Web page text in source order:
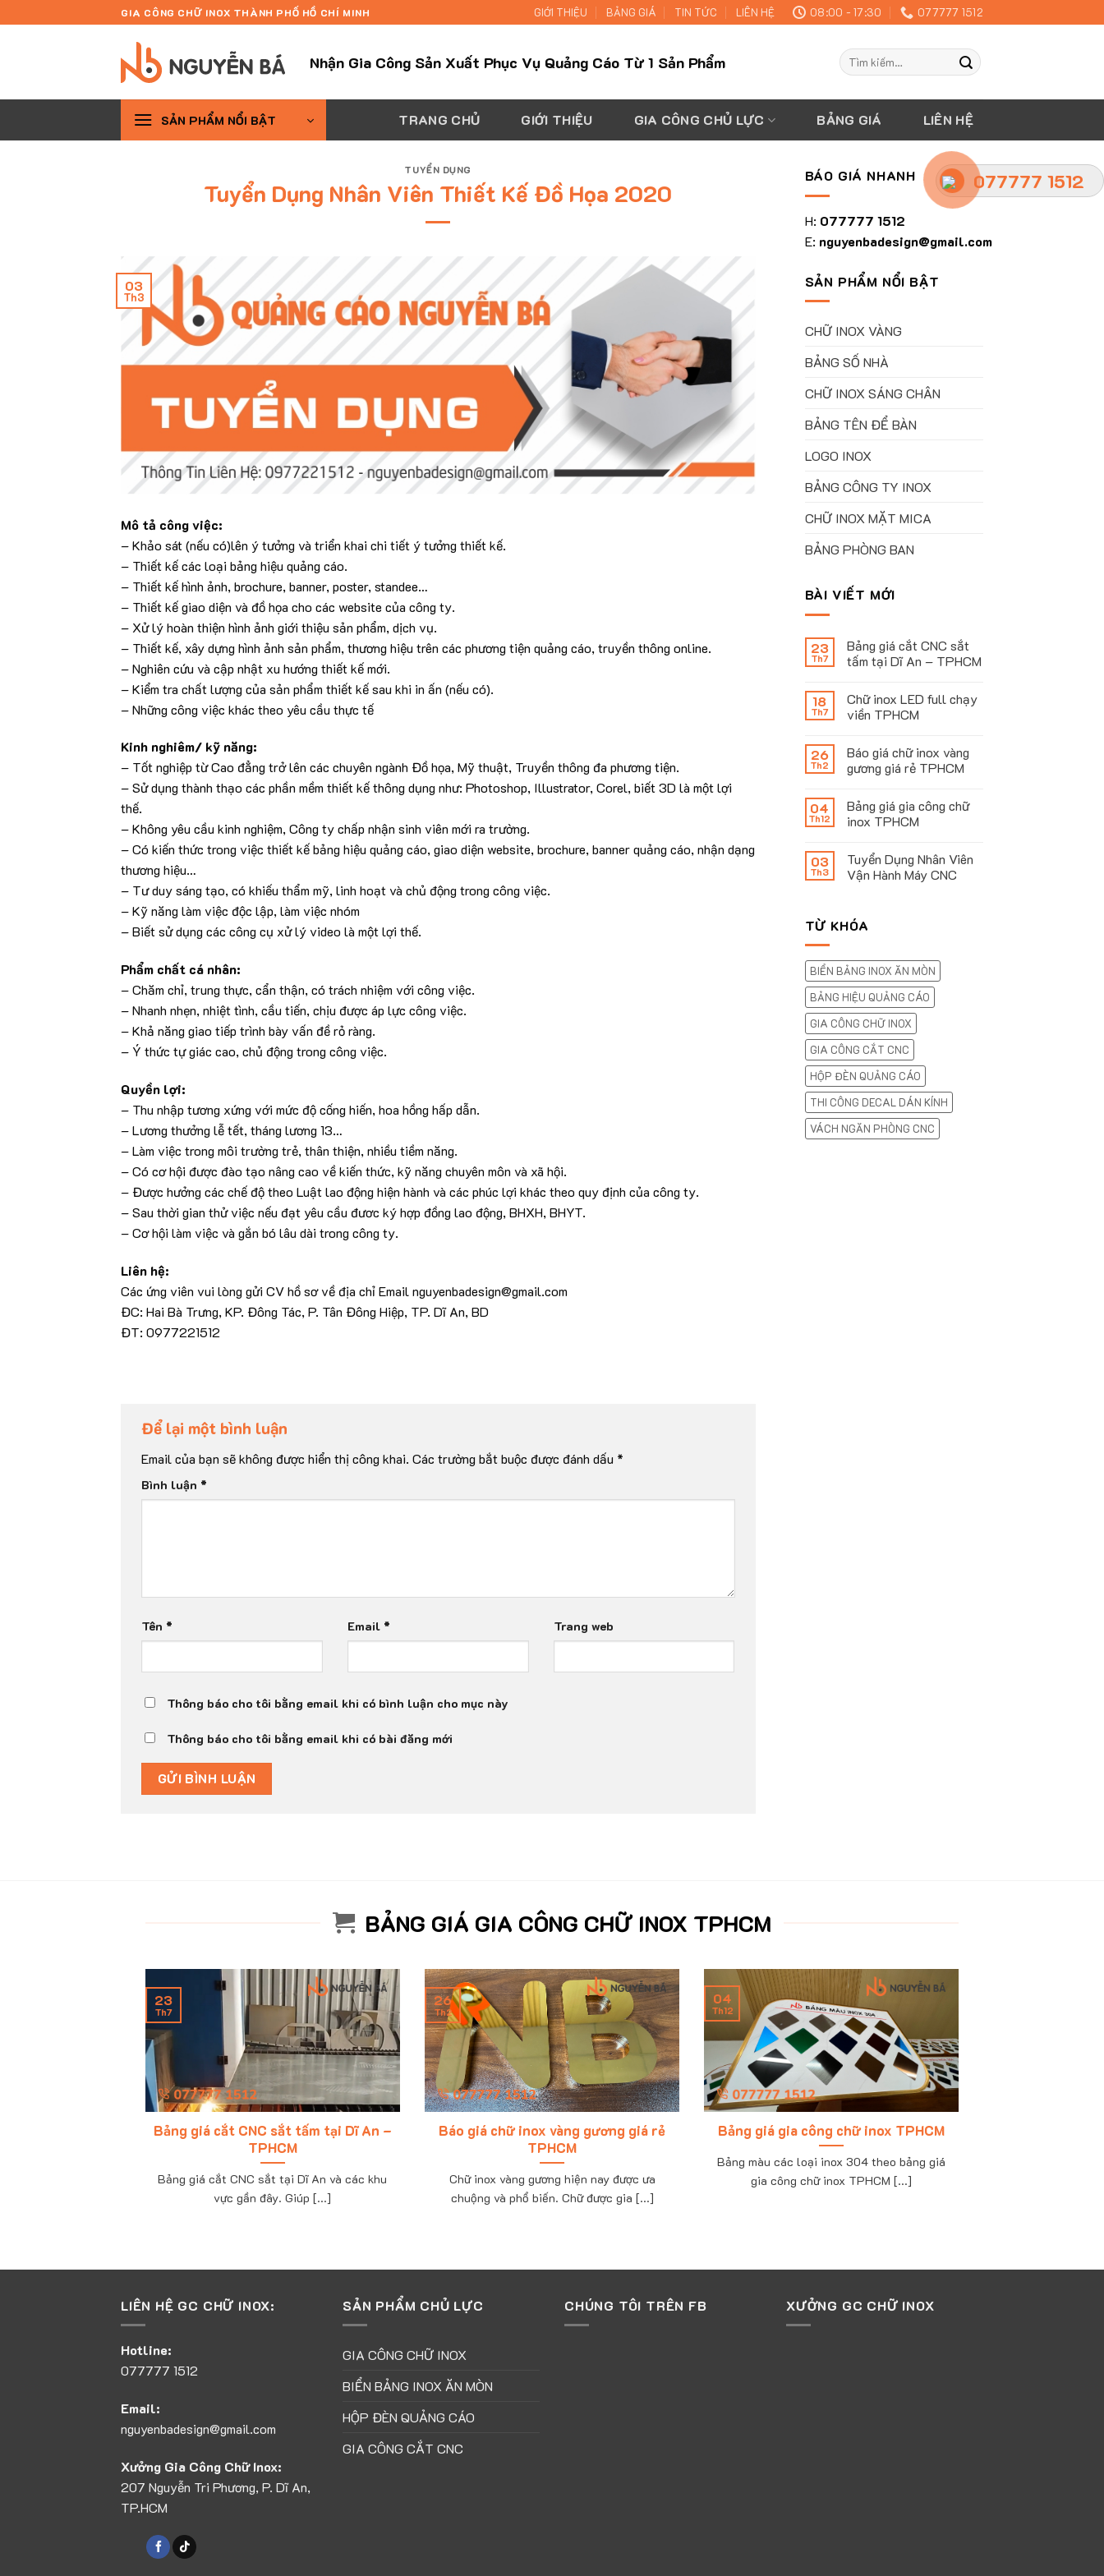
to
GIA CÔNG CHỮ INOX THÀNH PHỐ HỒ CHÍ MINH GIỚI THIỆU BẢNG GIÁ TIN TỨC LIÊN HỆ 08:00 - 17:30 077777 1512
Nhận Gia Công Sản Xuất Phục Vụ Quảng Cáo Từ 1 Sản Phẩm
Tìm
kiếm:
SẢN PHẨM NỔI BẬT TRANG CHỦ GIỚI THIỆU GIA CÔNG CHỦ LỰC BẢNG GIÁ LIÊN HỆ
TUYỂN DỤNG
Tuyển Dụng Nhân Viên Thiết Kế Đồ Họa 2020
03
Th3
Mô tả công việc:
– Khảo sát (nếu có)lên ý tưởng và triển khai chi tiết ý tưởng thiết kế.
– Thiết kế các loại bảng hiệu quảng cáo.
– Thiết kế hình ảnh, brochure, banner, poster, standee…
– Thiết kế giao diện và đồ họa cho các website của công ty.
– Xử lý hoàn thiện hình ảnh giới thiệu sản phẩm, dịch vụ.
– Thiết kế, xây dựng hình ảnh sản phẩm, thương hiệu trên các phương tiện quảng cáo, truyền thông online.
– Nghiên cứu và cập nhật xu hướng thiết kế mới.
– Kiểm tra chất lượng của sản phẩm thiết kế sau khi in ấn (nếu có).
– Những công việc khác theo yêu cầu thực tế
Kinh nghiêm/ kỹ năng:
– Tốt nghiệp từ Cao đẳng trở lên các chuyên ngành Đồ họa, Mỹ thuật, Truyền thông đa phương tiện.
– Sử dụng thành thạo các phần mềm thiết kế thông dụng như: Photoshop, Illustrator, Corel, biết 3D là một lợi
thế.
– Không yêu cầu kinh nghiệm, Công ty chấp nhận sinh viên mới ra trường.
– Có kiến thức trong việc thiết kế bảng hiệu quảng cáo, giao diện website, brochure, banner quảng cáo, nhận dạng
thương hiệu…
– Tư duy sáng tạo, có khiếu thẩm mỹ, linh hoạt và chủ động trong công việc.
– Kỹ năng làm việc độc lập, làm việc nhóm
– Biết sử dụng các công cụ xử lý video là một lợi thế.
Phẩm chất cá nhân:
– Chăm chỉ, trung thực, cẩn thận, có trách nhiệm với công việc.
– Nhanh nhẹn, nhiệt tình, cầu tiến, chịu được áp lực công việc.
– Khả năng giao tiếp trình bày vấn đề rỏ ràng.
– Ý thức tự giác cao, chủ động trong công việc.
Quyền lợi:
– Thu nhập tương xứng với mức độ cống hiến, hoa hồng hấp dẫn.
– Lương thưởng lễ tết, tháng lương 13…
– Làm việc trong môi trường trẻ, thân thiện, nhiều tiềm năng.
– Có cơ hội được đào tạo nâng cao về kiến thức, kỹ năng chuyên môn và xã hội.
– Được hưởng các chế độ theo Luật lao động hiện hành và các phúc lợi khác theo quy định của công ty.
– Sau thời gian thử việc nếu đạt yêu cầu đươc ký hợp đồng lao động, BHXH, BHYT.
– Cơ hội làm việc và gắn bó lâu dài trong công ty.
Liên hệ:
Các ứng viên vui lòng gửi CV hồ sơ về địa chỉ Email nguyenbadesign@gmail.com
ĐC: Hai Bà Trưng, KP. Đông Tác, P. Tân Đông Hiệp, TP. Dĩ An, BD
ĐT: 0977221512
Để lại một bình luận
Email của bạn sẽ không được hiển thị công khai. Các trường bắt buộc được đánh dấu *
Bình luận *
Tên * Email * Trang web
Thông báo cho tôi bằng email khi có bình luận cho mục này
Thông báo cho tôi bằng email khi có bài đăng mới
BÁO GIÁ NHANH
H: 077777 1512
E: nguyenbadesign@gmail.com
SẢN PHẨM NỔI BẬT
CHỮ INOX VÀNG
BẢNG SỐ NHÀ
CHỮ INOX SÁNG CHÂN
BẢNG TÊN ĐỂ BÀN
LOGO INOX
BẢNG CÔNG TY INOX
CHỮ INOX MẶT MICA
BẢNG PHÒNG BAN
BÀI VIẾT MỚI
23
Th7
Bảng giá cắt CNC sắt
tấm tại Dĩ An – TPHCM
18
Th7
Chữ inox LED full chạy
viền TPHCM
26
Th2
Báo giá chữ inox vàng
gương giá rẻ TPHCM
04
Th12
Bảng giá gia công chữ
inox TPHCM
03
Th3
Tuyển Dụng Nhân Viên
Vận Hành Máy CNC
TỪ KHÓA
BIỂN BẢNG INOX ĂN MÒN
BẢNG HIỆU QUẢNG CÁO
GIA CÔNG CHỮ INOX
GIA CÔNG CẮT CNC
HỘP ĐÈN QUẢNG CÁO
THI CÔNG DECAL DÁN KÍNH
VÁCH NGĂN PHÒNG CNC
BẢNG GIÁ GIA CÔNG CHỮ INOX TPHCM
Bảng giá cắt CNC sắt tấm tại Dĩ An –
TPHCM
Bảng giá cắt CNC sắt tại Dĩ An và các khu
vực gần đây. Giúp [...]
23
Th7
Báo giá chữ inox vàng gương giá rẻ
TPHCM
Chữ inox vàng gương hiện nay được ưa
chuộng và phổ biến. Chữ được gia [...]
26
Th2
Bảng giá gia công chữ inox TPHCM
Bảng màu các loại inox 304 theo bảng giá
gia công chữ inox TPHCM [...]
04
Th12
LIÊN HỆ GC CHỮ INOX:
Hotline:
077777 1512
Email:
nguyenbadesign@gmail.com
Xưởng Gia Công Chữ Inox:
207 Nguyễn Tri Phương, P. Dĩ An,
TP.HCM
SẢN PHẨM CHỦ LỰC
GIA CÔNG CHỮ INOX
BIỂN BẢNG INOX ĂN MÒN
HỘP ĐÈN QUẢNG CÁO
GIA CÔNG CẮT CNC
CHÚNG TÔI TRÊN FB XƯỞNG GC CHỮ INOX
077777 1512